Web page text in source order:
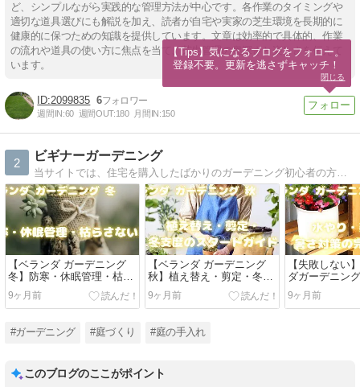
ど、シンプルながら実践的な管理方法が中心です。各作業のタイミングや
適切な道具選びにも解説を加え、読者が自宅や実家の芝生環境を長期的に
健康的に保つための知識を提供しています。文章は効率的で具体的、作業
の流れや道具の使い方に焦点を当て、芝生管理の奥深さと楽しさを伝えて
います。
2099835 6
週間IN:60 週間OUT:180 月間IN:150
2
ビギナーガーデニング
当サイトでは、住宅を購入したばかりのガーデニング初心者の方に向けて、ガーデニング（エクステリア・剪定・砂利敷き等）の基礎知識や知って得する情報を提供しています。
【ベランダ ガーデニング
冬】防寒・休眠管理・枯ら
さない工夫
9ヶ月前
【ベランダ ガーデニング
秋】植え替え・剪定・冬支
度のスタートガイド
9ヶ月前
【失敗しない
ダガーデニン
ド：水やり・
策・おすすめ
9ヶ月前
#ガーデニング #庭づくり #庭の手入れ
このブログのここがポイント
【Tips】気になるブログをフォロー。
登録不要。更新を逃さずキャッチ！
閉じる